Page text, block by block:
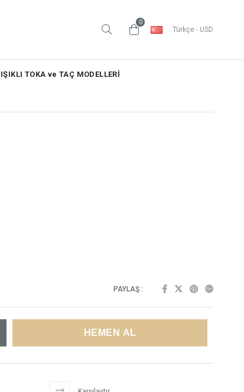
0
Türkçe - USD
TOKA ve TAÇ MODELLERİ
PAYLAŞ :